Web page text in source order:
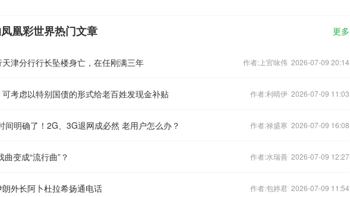
凰彩世界热门文章 更多
津分行行长坠楼身亡，在任刚满三年 作者:上官咏伟 2026-07-09 20:14
考虑以特别国债的形式给老百姓发现金补贴 作者:利晴伊 2026-07-09 11:03
间明确了！2G、3G退网成必然 老用户怎么办？ 作者:禄盛寒 2026-07-09 16:08
曲变成“流行曲”？ 作者:水瑞善 2026-07-09 12:27
朗外长阿卜杜拉希扬通电话 作者:包婷君 2026-07-09 11:54